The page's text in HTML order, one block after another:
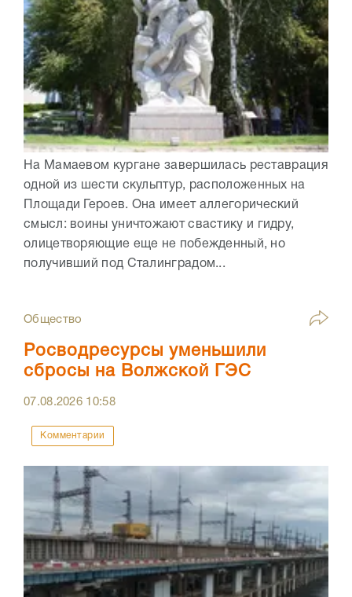
На Мамаевом кургане завершилась реставрация
одной из шести скульптур, расположенных на
Площади Героев. Она имеет аллегорический
смысл: воины уничтожают свастику и гидру,
олицетворяющие еще не побежденный, но
получивший под Сталинградом...
Общество
Росводресурсы уменьшили
сбросы на Волжской ГЭС
07.08.2026 10:58
Комментарии